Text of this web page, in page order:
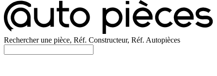
Rechercher une pièce, Réf. Constructeur, Réf. Autopièces